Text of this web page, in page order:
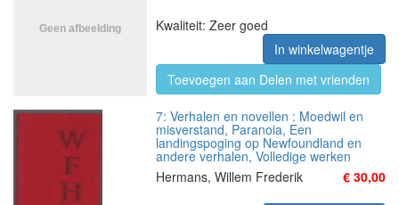
Kwaliteit: Zeer goed
In winkelwagentje
Toevoegen aan Delen met vrienden
7: Verhalen en novellen : Moedwil en
misverstand, Paranoia, Een
landingspoging op Newfoundland en
andere verhalen, Volledige werken
Hermans, Willem Frederik
€ 30,00